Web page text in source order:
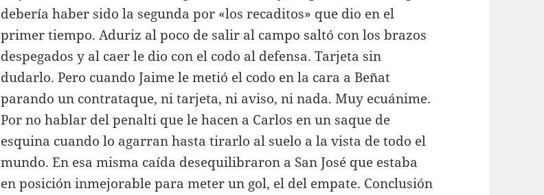
debería haber sido la segunda por «los recaditos» que dio en el
primer tiempo. Aduriz al poco de salir al campo saltó con los brazos
despegados y al caer le dio con el codo al defensa. Tarjeta sin
dudarlo. Pero cuando Jaime le metió el codo en la cara a Beñat
parando un contrataque, ni tarjeta, ni aviso, ni nada. Muy ecuánime.
Por no hablar del penalti que le hacen a Carlos en un saque de
esquina cuando lo agarran hasta tirarlo al suelo a la vista de todo el
mundo. En esa misma caída desequilibraron a San José que estaba
en posición inmejorable para meter un gol, el del empate. Conclusión